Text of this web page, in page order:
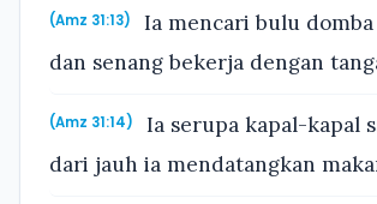
(Amz 31:13)
Ia mencari bulu
dan senang bekerja dengan
(Amz 31:14)
Ia serupa kapal-kapal
dari jauh ia mendatangkan